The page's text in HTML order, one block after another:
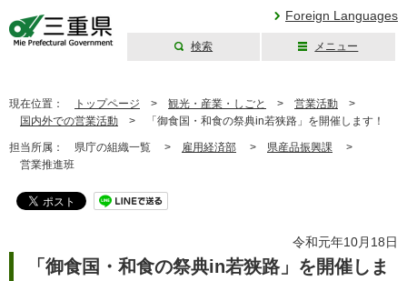
Foreign Languages
検索 メニュー
現在位置： トップページ > 観光・産業・しごと > 営業活動 >
国内外での営業活動 > 「御食国・和食の祭典in若狭路」を開催します！
担当所属： 県庁の組織一覧 > 雇用経済部 > 県産品振興課 >
営業推進班
令和元年10月18日
「御食国・和食の祭典in若狭路」を開催しま